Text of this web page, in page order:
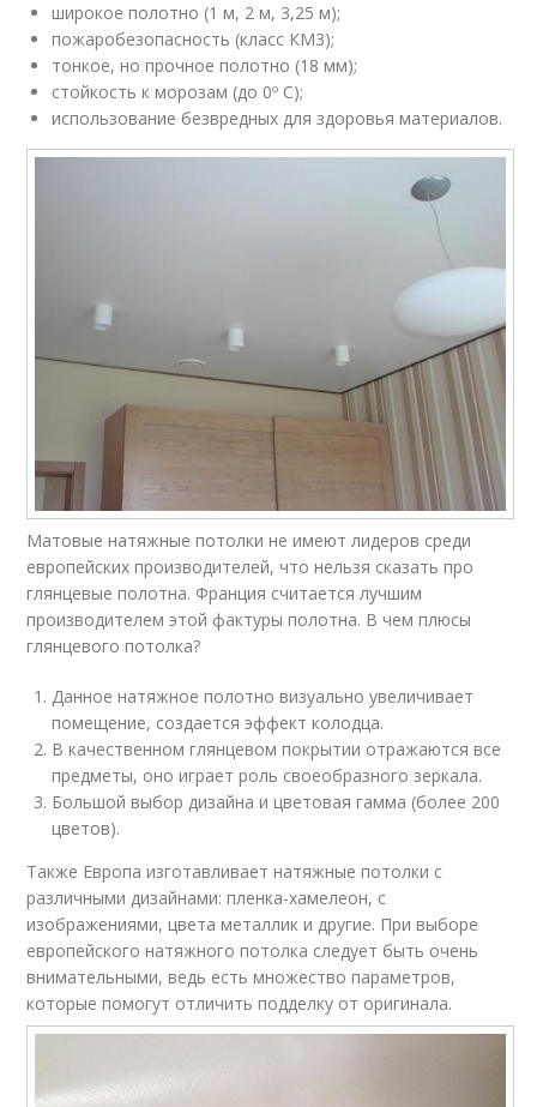
широкое полотно (1 м, 2 м, 3,25 м);
пожаробезопасность (класс КМ3);
тонкое, но прочное полотно (18 мм);
стойкость к морозам (до 0º С);
использование безвредных для здоровья материалов.
Матовые натяжные потолки не имеют лидеров среди
европейских производителей, что нельзя сказать про
глянцевые полотна. Франция считается лучшим
производителем этой фактуры полотна. В чем плюсы
глянцевого потолка?
Данное натяжное полотно визуально увеличивает
помещение, создается эффект колодца.
В качественном глянцевом покрытии отражаются все
предметы, оно играет роль своеобразного зеркала.
Большой выбор дизайна и цветовая гамма (более 200
цветов).
Также Европа изготавливает натяжные потолки с
различными дизайнами: пленка-хамелеон, с
изображениями, цвета металлик и другие. При выборе
европейского натяжного потолка следует быть очень
внимательными, ведь есть множество параметров,
которые помогут отличить подделку от оригинала.